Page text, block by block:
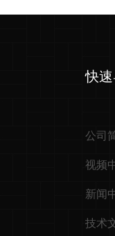
快
公司
视频
新闻
技术